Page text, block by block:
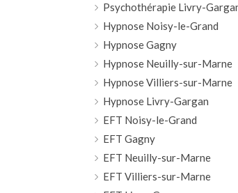
Psychothérapie Livry-
Hypnose Noisy-le-Grand
Hypnose Gagny
Hypnose Neuilly-sur-Marne
Hypnose Villiers-sur-Marne
Hypnose Livry-Gargan
EFT Noisy-le-Grand
EFT Gagny
EFT Neuilly-sur-Marne
EFT Villiers-sur-Marne